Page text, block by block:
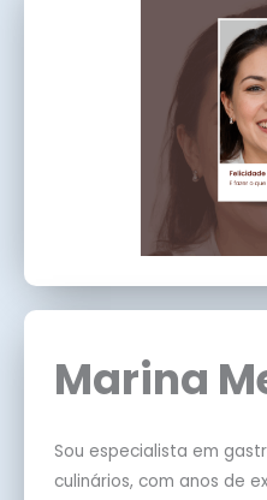
Marina
Sou especialista em
culinários, com anos de